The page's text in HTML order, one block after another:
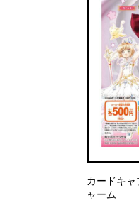
カードキ
ャーム